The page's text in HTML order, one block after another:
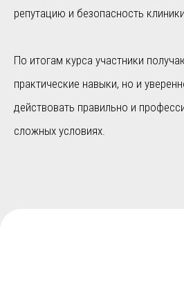
репутацию и безопасность
По итогам курса участники
практические навыки, но и
действовать правильно и
сложных условиях.